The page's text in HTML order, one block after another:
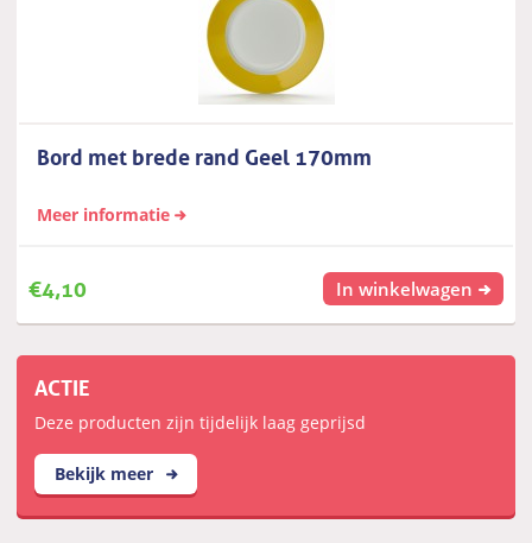
Bord met brede rand Geel 170mm
Meer informatie
€4,10 In winkelwagen
ACTIE
Deze producten zijn tijdelijk laag geprijsd
Bekijk meer